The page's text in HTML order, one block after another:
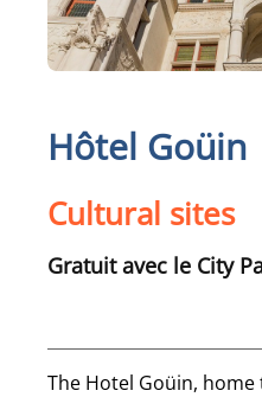
Hôtel Goüin
Cultural sites
Gratuit avec le City
The Hotel Goüin,